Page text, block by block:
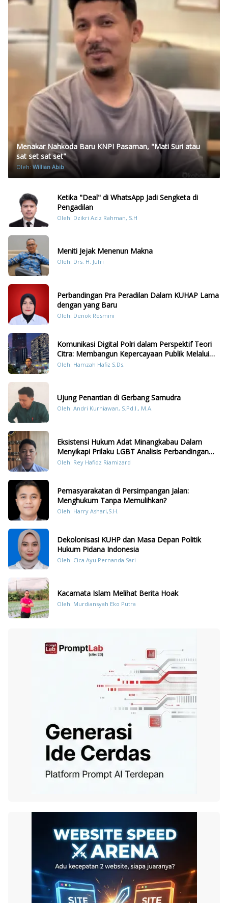
Menakar Nahkoda Baru KNPI Pasaman, "Mati Suri atau
sat set sat set"
Oleh:Willian Abib
Ketika "Deal" di WhatsApp Jadi Sengketa di
Pengadilan
Oleh: Dzikri Aziz Rahman, S.H
Meniti Jejak Menenun Makna
Oleh: Drs. H. Jufri
Perbandingan Pra Peradilan Dalam KUHAP Lama
dengan yang Baru
Oleh: Denok Resmini
Komunikasi Digital Polri dalam Perspektif Teori
Citra: Membangun Kepercayaan Publik Melalui
Konten Humanis Kesiapsiagaan Bencana di
Oleh: Hamzah Hafiz S.Ds.
Ujung Penantian di Gerbang Samudra
Oleh: Andri Kurniawan, S.Pd.I., M.A.
Eksistensi Hukum Adat Minangkabau Dalam
Menyikapi Prilaku LGBT Analisis Perbandingan
Dengan Hukum Pidana
Oleh: Rey Hafidz Riamizard
Pemasyarakatan di Persimpangan Jalan:
Menghukum Tanpa Memulihkan?
Oleh: Harry Ashari,S.H.
Dekolonisasi KUHP dan Masa Depan Politik
Hukum Pidana Indonesia
Oleh: Cica Ayu Pernanda Sari
Kacamata Islam Melihat Berita Hoak
Oleh: Murdiansyah Eko Putra